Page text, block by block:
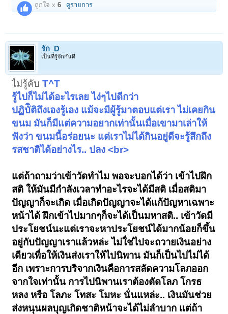
ถูกใจ x6 ดูรายการ
รัก_D
เป็นที่รู้จักกันดี
ไม่รู้คับT^T
รู้ไปก็ไม่ได้อะไรเลย ไง่ๆไปดีกว่า
ปฏิบัิติถึงเองรู้เอง แม้จะมีผู้รู้มาตอบแต่เรา ไม่เคยกิน
ขนม มันก็มีแต่ความอยากเท่านั้นเมื่อเขามาเล่าให้
ฟังว่า ขนมนี้อร่อยนะ แต่เราไม่ได้กินอยู่ดีจะรู้สึกถึง
รสชาติได้อย่างไร.. ปลง <br>
แต่ถ้าถามว่าเข้าวัดทำไม พอจะบอกได้ว่า เข้าไปฝึก
สติ ให้มันมีกำลังเวลาทำอะไรจะได้มีสติ เมื่อสติมา
ปัญญาก็จะเกิด เมื่อเกิดปัญญาจะได้แก้ปัญหาเฉพาะ
หน้าได้ ฝึกเข้าไปมากๆก็จะได้เป็นมหาสติ.. เข้าวัดมี
ประโยชน์นะแต่เราจะหาประโยชน์ได้มากน้อยก็ขึ้น
อยู่กับปัญญาเราแล้วหล่ะ ไม่ใ่ช่ไปจะถวายเงินอย่าง
เดียวเพื่อให้เงินส่งเราให้ไปนิพาน มันก็เป็นไปไม่ได้
อีก เพราะการบริจากเงินคือการสลัดความโลภออก
จากใจเท่านั้น การไปนิพานเราต้องตัดโลภ โกรธ
หลง หรือ โลภะ โทสะ โมหะ นั่นแหล่ะ.. เงินมันช่วย
ส่งหนุนผลบุญเกิดชาติหน้าจะได้ไม่ลำบาก แต่ถ้า